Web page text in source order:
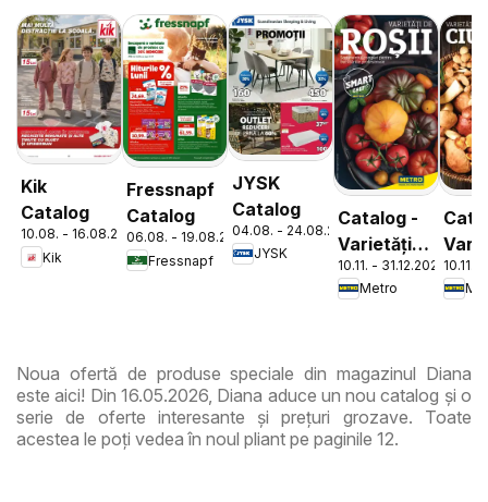
Kik
Catalog
10.08. - 16.08.2026
Kik
Fressnapf
Catalog
06.08. - 19.08.2026
Fressnapf
JYSK
Catalog
04.08. - 24.08.2026
JYSK
Catalog -
Varietăți
de Roșii
10.11. - 31.12.2026
Metro
de
10.11.
Noua ofertă de produse speciale din magazinul Diana
este aici! Din 16.05.2026, Diana aduce un nou catalog și o
serie de oferte interesante și prețuri grozave. Toate
acestea le poți vedea în noul pliant pe paginile 12.